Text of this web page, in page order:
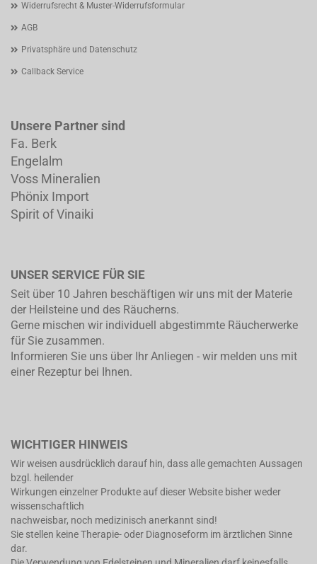
Widerrufsrecht & Muster-Widerrufsformular
AGB
Privatsphäre und Datenschutz
Callback Service
Unsere Partner sind
Fa. Berk
Engelalm
Voss Mineralien
Phönix Import
Spirit of Vinaiki
UNSER SERVICE FÜR SIE
Seit über 10 Jahren beschäftigen wir uns mit der Materie
der Heilsteine und des Räucherns.
Gerne mischen wir individuell abgestimmte Räucherwerke
für Sie zusammen.
Informieren Sie uns über Ihr Anliegen - wir melden uns mit
einer Rezeptur bei Ihnen.
WICHTIGER HINWEIS
Wir weisen ausdrücklich darauf hin, dass alle gemachten Aussagen
bzgl. heilender
Wirkungen einzelner Produkte auf dieser Website bisher weder
wissenschaftlich
nachweisbar, noch medizinisch anerkannt sind!
Sie stellen keine Therapie- oder Diagnoseform im ärztlichen Sinne
dar.